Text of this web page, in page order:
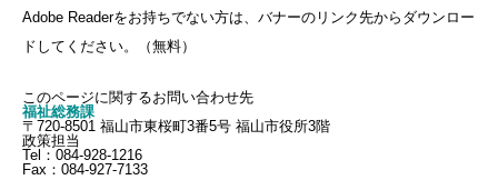
Adobe Readerをお持ちでない方は、バナーのリンク先からダウンロー
ドしてください。（無料）
このページに関するお問い合わせ先
福祉総務課
〒720-8501 福山市東桜町3番5号 福山市役所3階
政策担当
Tel：084-928-1216
Fax：084-927-7133